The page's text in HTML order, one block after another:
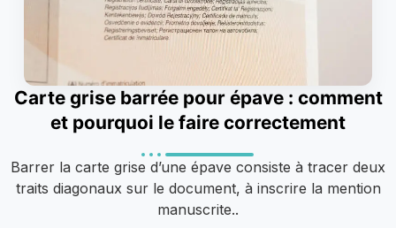
Carte grise barrée pour épave : comment
et pourquoi le faire correctement
Barrer la carte grise d’une épave consiste à tracer deux
traits diagonaux sur le document, à inscrire la mention
manuscrite..